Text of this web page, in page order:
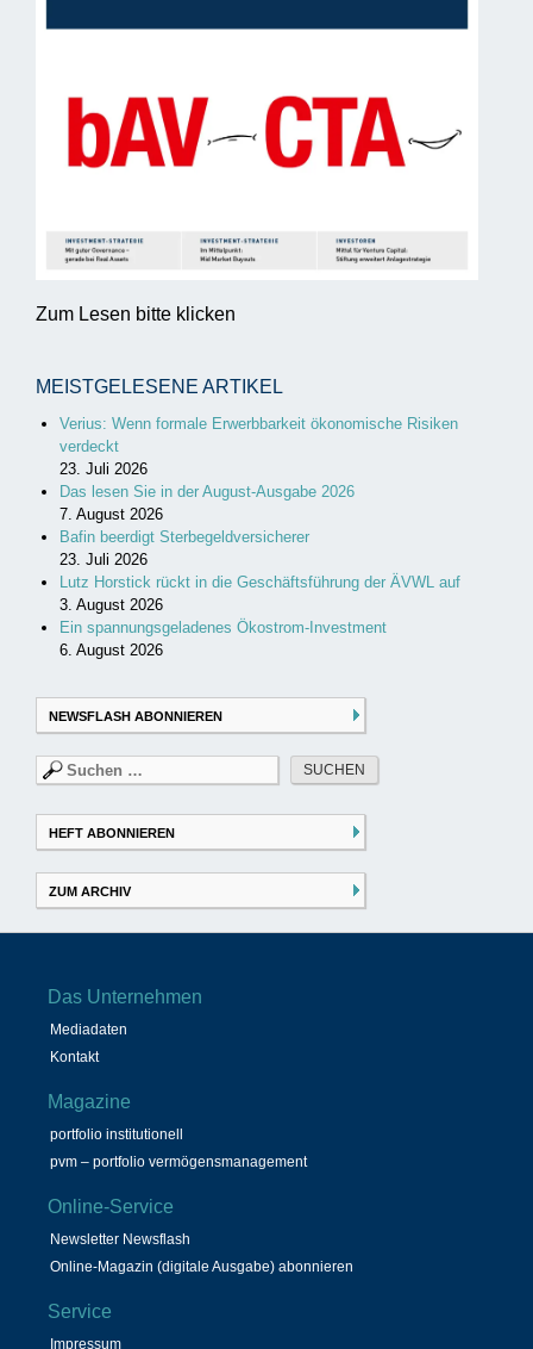
Zum Lesen bitte klicken
MEISTGELESENE ARTIKEL
Verius: Wenn formale Erwerbbarkeit ökonomische Risiken
verdeckt
23. Juli 2026
Das lesen Sie in der August-Ausgabe 2026
7. August 2026
Bafin beerdigt Sterbegeldversicherer
23. Juli 2026
Lutz Horstick rückt in die Geschäftsführung der ÄVWL auf
3. August 2026
Ein spannungsgeladenes Ökostrom-Investment
6. August 2026
NEWSFLASH ABONNIEREN
Suchen
nach:
HEFT ABONNIEREN
ZUM ARCHIV
Das Unternehmen
Mediadaten
Kontakt
Magazine
portfolio institutionell
pvm – portfolio vermögensmanagement
Online-Service
Newsletter Newsflash
Online-Magazin (digitale Ausgabe) abonnieren
Service
Impressum